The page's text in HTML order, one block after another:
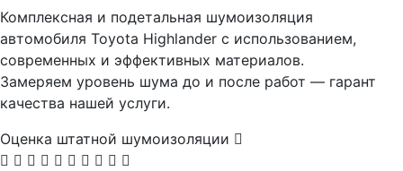
Комплексная и подетальная шумоизоляция
автомобиля Toyota Highlander с использованием,
современных и эффективных материалов.
Замеряем уровень шума до и после работ — гарант
качества нашей услуги.
Оценка штатной шумоизоляции